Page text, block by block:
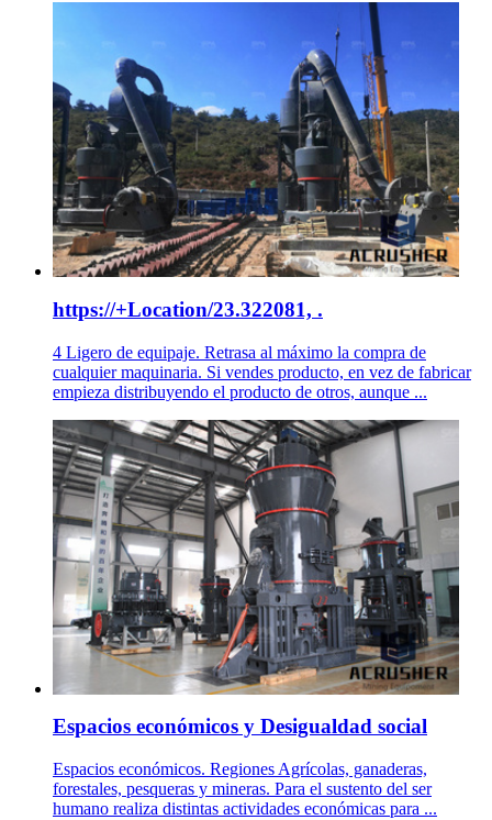
https://+Location/23.322081, .
4 Ligero de equipaje. Retrasa al máximo la compra de
cualquier maquinaria. Si vendes producto, en vez de fabricar
empieza distribuyendo el producto de otros, aunque ...
Espacios económicos y Desigualdad social
Espacios económicos. Regiones Agrícolas, ganaderas,
forestales, pesqueras y mineras. Para el sustento del ser
humano realiza distintas actividades económicas para ...